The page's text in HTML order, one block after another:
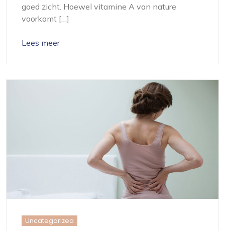
goed zicht. Hoewel vitamine A van nature
voorkomt […]
Lees meer
Uncategorized